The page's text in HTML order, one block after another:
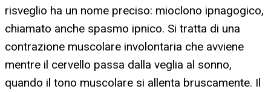
risveglio ha un nome preciso: mioclono ipnagogico,
chiamato anche spasmo ipnico. Si tratta di una
contrazione muscolare involontaria che avviene
mentre il cervello passa dalla veglia al sonno,
quando il tono muscolare si allenta bruscamente. Il